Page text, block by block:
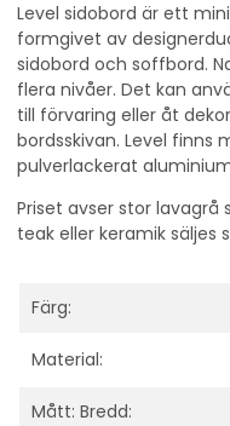
Level sidobord är ett
formgivet av
sidobord och soffbord.
flera nivåer. Det kan
till förvaring eller åt
bordsskivan. Level finns
pulverlackerat
Priset avser stor lavagrå
teak eller keramik säljes
Färg:
Material:
Mått: Bredd: